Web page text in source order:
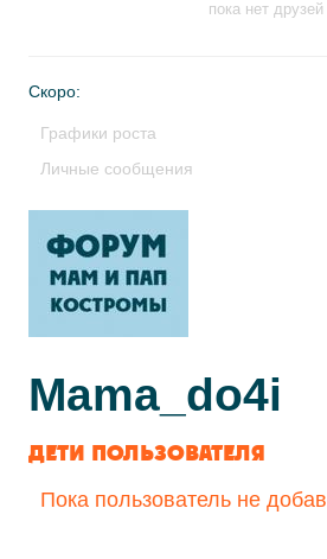
пока нет друзей
Скоро:
Графики роста
Личные сообщения
Mama_do4i
ДЕТИ ПОЛЬЗОВАТЕЛЯ
Пока пользователь не